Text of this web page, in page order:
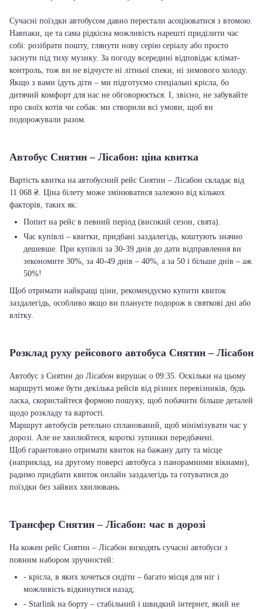
Сучасні поїздки автобусом давно перестали асоціюватися з втомою.
Навпаки, це та сама рідкісна можливість нарешті приділити час
собі: розібрати пошту, глянути нову серію серіалу або просто
заснути під тиху музику. За погоду всередині відповідає клімат-
контроль, тож ви не відчуєте ні літньої спеки, ні зимового холоду.
Якщо з вами їдуть діти – ми підготуємо спеціальні крісла, бо
дитячий комфорт для нас не обговорюється. І, звісно, не забувайте
про своїх котів чи собак: ми створили всі умови, щоб ви
подорожували разом.
Автобус Снятин – Лісабон: ціна квитка
Вартість квитка на автобусний рейс Снятин – Лісабон складає від
11 068 ₴. Ціна білету може змінюватися залежно від кількох
факторів, таких як:
Попит на рейс в певний період (високий сезон, свята).
Час купівлі – квитки, придбані заздалегідь, коштують значно
дешевше. При купівлі за 30-39 днів до дати відправлення ви
зекономите 30%, за 40-49 днів – 40%, а за 50 і більше днів – аж
50%!
Щоб отримати найкращі ціни, рекомендуємо купити квиток
заздалегідь, особливо якщо ви плануєте подорож в святкові дні або
влітку.
Розклад руху рейсового автобуса Снятин – Лісабон
Автобус з Снятин до Лісабон вирушає о 09:35. Оскільки на цьому
маршруті може бути декілька рейсів від різних перевізників, будь
ласка, скористайтеся формою пошуку, щоб побачити більше деталей
щодо розкладу та вартості.
Маршрут автобусів ретельно спланований, щоб мінімізувати час у
дорозі. Але не хвилюйтеся, короткі зупинки передбачені.
Щоб гарантовано отримати квиток на бажану дату та місце
(наприклад, на другому поверсі автобуса з панорамними вікнами),
радимо придбати квиток онлайн заздалегідь та готуватися до
поїздки без зайвих хвилювань.
Трансфер Снятин – Лісабон: час в дорозі
На кожен рейс Снятин – Лісабон виходять сучасні автобуси з
повним набором зручностей:
- крісла, в яких хочеться сидіти – багато місця для ніг і
можливість відкинутися назад;
- Starlink на борту – стабільний і швидкий інтернет, який не